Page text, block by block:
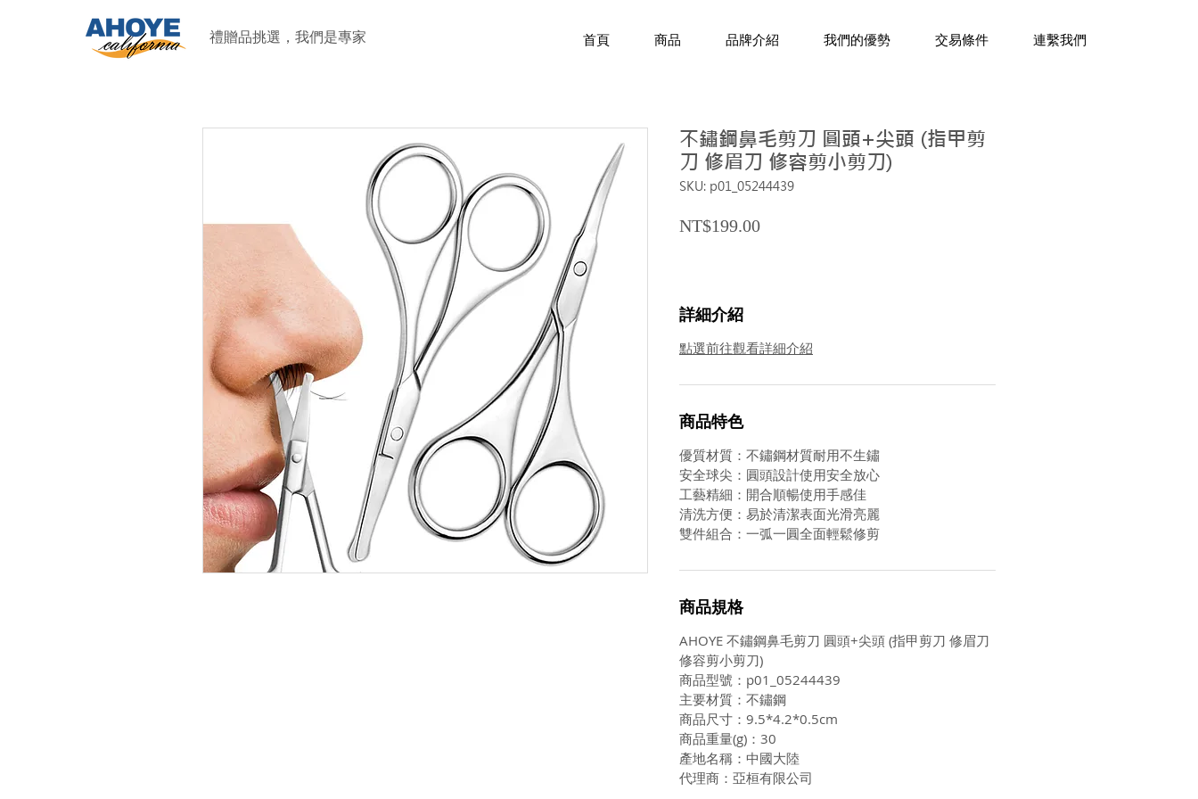
禮贈品挑選，我們是專家 首頁 商品 品牌介紹 我們的優勢 交易條件 連繫我們
不鏽鋼鼻毛剪刀 圓頭+尖頭 (指甲剪
刀 修眉刀 修容剪小剪刀)
SKU: p01_05244439
NT$199.00Price
詳細介紹
點選前往觀看詳細介紹
商品特色
優質材質：不鏽鋼材質耐用不生鏽
安全球尖：圓頭設計使用安全放心
工藝精細：開合順暢使用手感佳
清洗方便：易於清潔表面光滑亮麗
雙件組合：一弧一圓全面輕鬆修剪
商品規格
AHOYE 不鏽鋼鼻毛剪刀 圓頭+尖頭 (指甲剪刀 修眉刀
修容剪小剪刀)
商品型號：p01_05244439
主要材質：不鏽鋼
商品尺寸：9.5*4.2*0.5cm
商品重量(g)：30
產地名稱：中國大陸
代理商：亞桓有限公司